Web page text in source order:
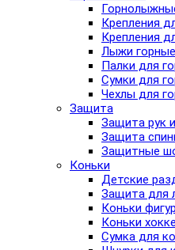
Крепления
Крепления
Лыжи горные
Палки для
Сумки для
Чехлы для
Защита
Защита рук
Защита
Защитные
Коньки
Детские
Защита для
Коньки
Коньки
Сумка для